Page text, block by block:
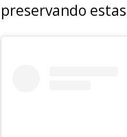
preservando